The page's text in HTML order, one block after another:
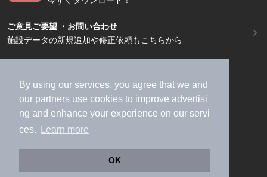
By using our services, you agree that we and
our partners use cookies to improve advertisi
ng and enhance your experience on our servi
ces.
Learn more
OK
ご意見ご要望 ・お問い合わせ
施設データの新規追加や修正依頼もこちらから
加盟店募集（資料請求）
広告出稿のご案内
利用規約
ライフスタイルMEMBERS+規約
特定商取引法に基づく表記
ヘルプ
採用情報
運営会社
©NIFTY Lifestyle Co., Ltd.